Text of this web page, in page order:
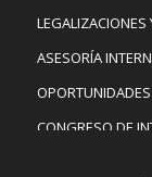
ASESORÍA
CONGRESO DE